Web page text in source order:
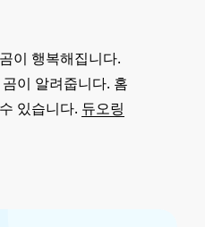
이 행복해집니다.
이 알려줍니다. 홈
있습니다. 듀오링